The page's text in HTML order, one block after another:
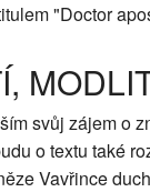
"Doctor
svůj zájem o
o textu také
Vavřince